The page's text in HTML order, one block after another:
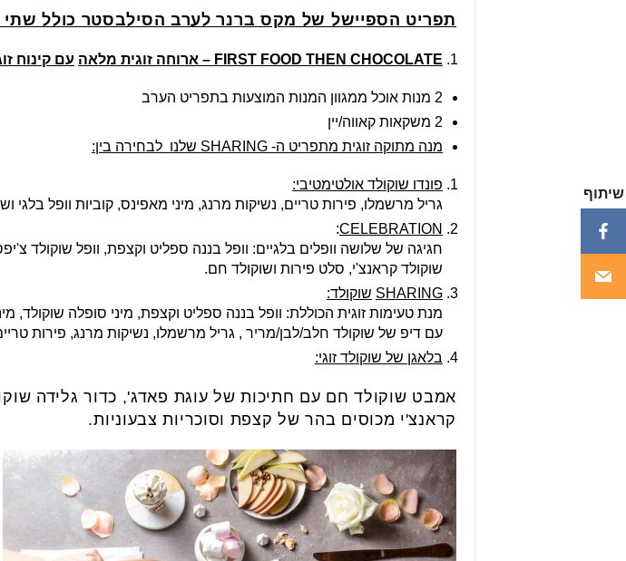
תפריט הספיישל של מקס ברנר לערב הסילבסטר כולל שתי
FIRST FOOD THEN CHOCOLATE – ארוחה זוגית מלאה עם קינוח זוגי– 229
2 מנות אוכל ממגוון המנות המוצעות בתפריט הערב
2 משקאות קאווה/יין
מנה מתוקה זוגית מתפריט ה- SHARING שלנו לבחירה בין:
פונדו שוקולד אולטימטיבי:
גריל מרשמלו, פירות טריים, נשיקות מרנג, מיני מאפינס, קוביות וופל בלגי
CELEBRATION
:
חגיגה של שלושה וופלים בלגיים: וופל בננה ספליט וקצפת, וופל שוקולד
שוקולד קראנצ'י, סלט פירות ושוקולד חם.
SHARING שוקולד:
מנת טעימות זוגית הכוללת: וופל בננה ספליט וקצפת, מיני סופלה שוקולד,
עם דיפ של שוקולד חלב/לבן/מריר , גריל מרשמלו, נשיקות מרנג, פירות טריים
בלאגן של שוקולד זוגי:
אמבט שוקולד חם עם חתיכות של עוגת פאדג', כדור גלידה
קראנצ'י מכוסים בהר של קצפת וסוכריות צבעוניות.
שיתוף